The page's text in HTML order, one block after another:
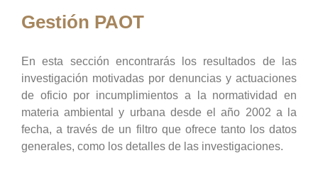
Gestión PAOT
En esta sección encontrarás los resultados de las
investigación motivadas por denuncias y actuaciones
de oficio por incumplimientos a la normatividad en
materia ambiental y urbana desde el año 2002 a la
fecha, a través de un filtro que ofrece tanto los datos
generales, como los detalles de las investigaciones.